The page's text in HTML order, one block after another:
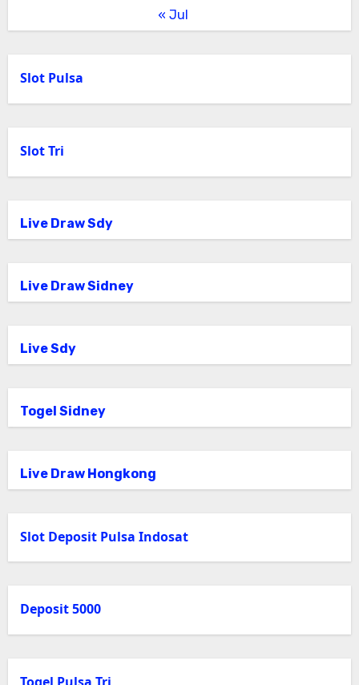
« Jul
Slot Pulsa
Slot Tri
Live Draw Sdy
Live Draw Sidney
Live Sdy
Togel Sidney
Live Draw Hongkong
Slot Deposit Pulsa Indosat
Deposit 5000